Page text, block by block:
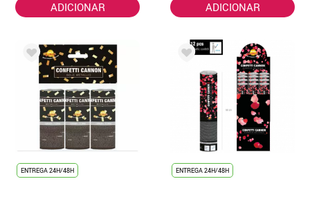
ADICIONAR ADICIONAR
ENTREGA 24H/48H ENTREGA 24H/48H